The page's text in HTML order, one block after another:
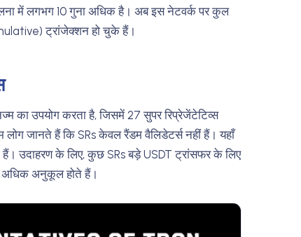
में लगभग 10 गुना अधिक है। अब इस नेटवर्क पर कुल
ट्रांजेक्शन हो चुके हैं।
उपयोग करता है, जिसमें 27 सुपर रिप्रेजेंटेटिव्स
जानते हैं कि SRs केवल रैंडम वैलिडेटर्स नहीं हैं। यहाँ
हैं। उदाहरण के लिए, कुछ SRs बड़े USDT ट्रांसफर के लिए
अधिक अनुकूल होते हैं।